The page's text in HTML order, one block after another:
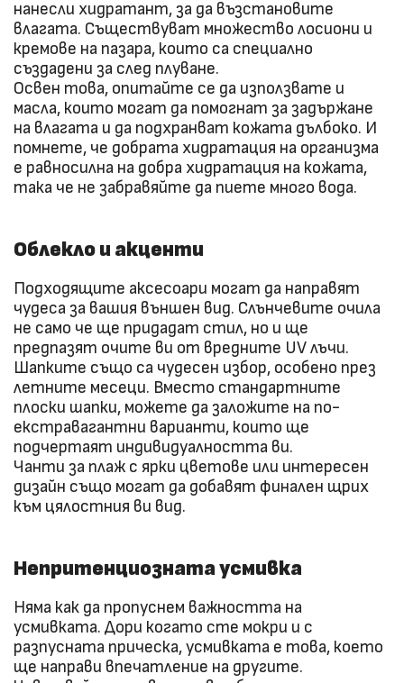
нанесли хидратант, за да възстановите
влагата. Съществуват множество лосиони и
кремове на пазара, които са специално
създадени за след плуване.
Освен това, опитайте се да използвате и
масла, които могат да помогнат за задържане
на влагата и да подхранват кожата дълбоко. И
помнете, че добрата хидратация на организма
е равносилна на добра хидратация на кожата,
така че не забравяйте да пиете много вода.
Облекло и акценти
Подходящите аксесоари могат да направят
чудеса за вашия външен вид. Слънчевите очила
не само че ще придадат стил, но и ще
предпазят очите ви от вредните UV лъчи.
Шапките също са чудесен избор, особено през
летните месеци. Вместо стандартните
плоски шапки, можете да заложите на по-
екстравагантни варианти, които ще
подчертаят индивидуалността ви.
Чанти за плаж с ярки цветове или интересен
дизайн също могат да добавят финален щрих
към цялостния ви вид.
Непритенциозната усмивка
Няма как да пропуснем важността на
усмивката. Дори когато сте мокри и с
разпусната прическа, усмивката е това, което
ще направи впечатление на другите.